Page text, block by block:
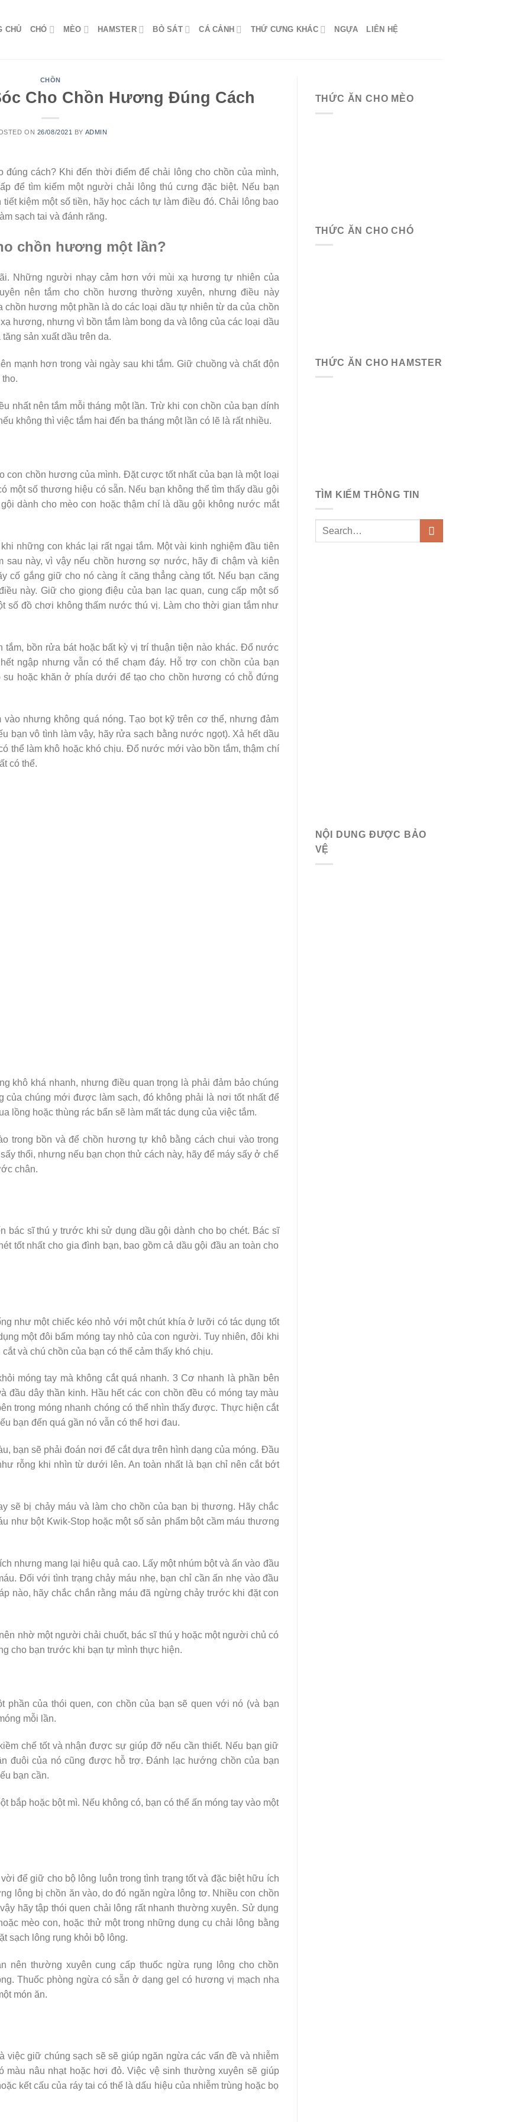
CHỦ CHÓ MÈO HAMSTER BÒ SÁT CÁ CẢNH THỨ CƯNG KHÁC NGỰA LIÊN HỆ
CHỒN
Cho Chồn Hương Đúng Cách
ON 26/08/2021 BY ADMIN
cách? Khi đến thời điểm để chải lông cho chồn của mình,
để tìm kiếm một người chải lông thú cưng đặc biệt. Nếu bạn
kiệm một số tiền, hãy học cách tự làm điều đó. Chải lông bao
sạch tai và đánh răng.
chồn hương một lần?
Những người nhạy cảm hơn với mùi xạ hương tự nhiên của
nên tắm cho chồn hương thường xuyên, nhưng điều này
hương một phần là do các loại dầu tự nhiên từ da của chồn
hương, nhưng vì bồn tắm làm bong da và lông của các loại dầu
sản xuất dầu trên da.
mạnh hơn trong vài ngày sau khi tắm. Giữ chuồng và chất độn
nhất nên tắm mỗi tháng một lần. Trừ khi con chồn của bạn dính
không thì việc tắm hai đến ba tháng một lần có lẽ là rất nhiều.
con chồn hương của mình. Đặt cược tốt nhất của bạn là một loại
một số thương hiệu có sẵn. Nếu bạn không thể tìm thấy dầu gội
dành cho mèo con hoặc thậm chí là dầu gội không nước mắt
những con khác lại rất ngại tắm. Một vài kinh nghiệm đầu tiên
sau này, vì vậy nếu chồn hương sợ nước, hãy đi chậm và kiên
cố gắng giữ cho nó càng ít căng thẳng càng tốt. Nếu bạn căng
này. Giữ cho giọng điệu của bạn lạc quan, cung cấp một số
số đồ chơi không thấm nước thú vị. Làm cho thời gian tắm như
tắm, bồn rửa bát hoặc bất kỳ vị trí thuận tiện nào khác. Đổ nước
ngập nhưng vẫn có thể chạm đáy. Hỗ trợ con chồn của bạn
su hoặc khăn ở phía dưới để tạo cho chồn hương có chỗ đứng
nhưng không quá nóng. Tạo bọt kỹ trên cơ thể, nhưng đảm
bạn vô tình làm vậy, hãy rửa sạch bằng nước ngọt). Xả hết dầu
thể làm khô hoặc khó chịu. Đổ nước mới vào bồn tắm, thậm chí
có thể.
khô khá nhanh, nhưng điều quan trọng là phải đảm bảo chúng
của chúng mới được làm sạch, đó không phải là nơi tốt nhất để
lồng hoặc thùng rác bẩn sẽ làm mất tác dụng của việc tắm.
trong bồn và để chồn hương tự khô bằng cách chui vào trong
thổi, nhưng nếu bạn chọn thử cách này, hãy để máy sấy ở chế
chân.
​​bác sĩ thú y trước khi sử dụng dầu gội dành cho bọ chét. Bác sĩ
tốt nhất cho gia đình bạn, bao gồm cả dầu gội đầu an toàn cho
như một chiếc kéo nhỏ với một chút khía ở lưỡi có tác dụng tốt
một đôi bấm móng tay nhỏ của con người. Tuy nhiên, đôi khi
và chú chồn của bạn có thể cảm thấy khó chịu.
móng tay mà không cắt quá nhanh. 3 Cơ nhanh là phần bên
đầu dây thần kinh. Hầu hết các con chồn đều có móng tay màu
trong móng nhanh chóng có thể nhìn thấy được. Thực hiện cắt
bạn đến quá gần nó vẫn có thể hơi đau.
bạn sẽ phải đoán nơi để cắt dựa trên hình dạng của móng. Đầu
rỗng khi nhìn từ dưới lên. An toàn nhất là bạn chỉ nên cắt bớt
sẽ bị chảy máu và làm cho chồn của bạn bị thương. Hãy chắc
như bột Kwik-Stop hoặc một số sản phẩm bột cầm máu thương
nhưng mang lại hiệu quả cao. Lấy một nhúm bột và ấn vào đầu
Đối với tình trạng chảy máu nhẹ, bạn chỉ cần ấn nhẹ vào đầu
nào, hãy chắc chắn rằng máu đã ngừng chảy trước khi đặt con
nhờ một người chải chuốt, bác sĩ thú y hoặc một người chủ có
cho bạn trước khi bạn tự mình thực hiện.
phần của thói quen, con chồn của bạn sẽ quen với nó (và bạn
mỗi lần.
chế tốt và nhận được sự giúp đỡ nếu cần thiết. Nếu bạn giữ
đuôi của nó cũng được hỗ trợ. Đánh lạc hướng chồn của bạn
bạn cần.
bắp hoặc bột mì. Nếu không có, bạn có thể ấn móng tay vào một
để giữ cho bộ lông luôn trong tình trạng tốt và đặc biệt hữu ích
lông bị chồn ăn vào, do đó ngăn ngừa lông tơ. Nhiều con chồn
hãy tập thói quen chải lông rất nhanh thường xuyên. Sử dụng
mèo con, hoặc thử một trong những dụng cụ chải lông bằng
sạch lông rụng khỏi bộ lông.
nên thường xuyên cung cấp thuốc ngừa rụng lông cho chồn
Thuốc phòng ngừa có sẵn ở dạng gel có hương vị mạch nha
món ăn.
giữ chúng sạch sẽ sẽ giúp ngăn ngừa các vấn đề và nhiễm
màu nâu nhạt hoặc hơi đỏ. Việc vệ sinh thường xuyên sẽ giúp
kết cấu của ráy tai có thể là dấu hiệu của nhiễm trùng hoặc bọ
THỨC ĂN CHO MÈO
THỨC ĂN CHO CHÓ
THỨC ĂN CHO HAMSTER
TÌM KIẾM THÔNG TIN
NỘI DUNG ĐƯỢC BẢO
VỆ